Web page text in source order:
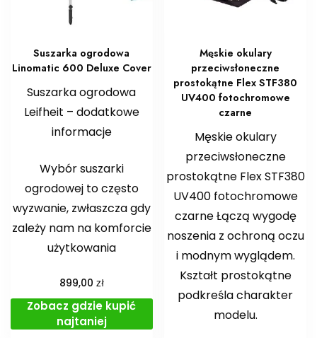
Suszarka ogrodowa
Linomatic 600 Deluxe Cover
Suszarka ogrodowa
Leifheit – dodatkowe
informacje
Wybór suszarki
ogrodowej to często
wyzwanie, zwłaszcza gdy
zależy nam na komforcie
użytkowania
899,00 zł
Zobacz gdzie kupić
najtaniej
Męskie okulary
przeciwsłoneczne
prostokątne Flex STF380
UV400 fotochromowe
czarne
Męskie okulary
przeciwsłoneczne
prostokątne Flex STF380
UV400 fotochromowe
czarne Łączą wygodę
noszenia z ochroną oczu
i modnym wyglądem.
Kształt prostokątne
podkreśla charakter
modelu.